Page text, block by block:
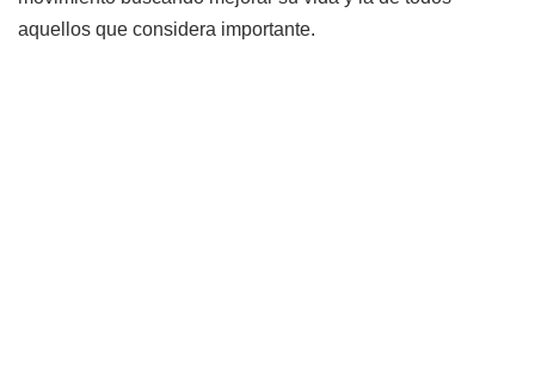
aquellos que considera importante.